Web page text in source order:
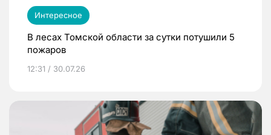
Интересное
В лесах Томской области за сутки потушили 5
пожаров
12:31 / 30.07.26